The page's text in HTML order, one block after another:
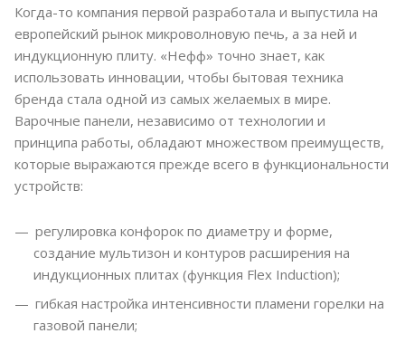
Когда-то компания первой разработала и выпустила на
европейский рынок микроволновую печь, а за ней и
индукционную плиту. «Нефф» точно знает, как
использовать инновации, чтобы бытовая техника
бренда стала одной из самых желаемых в мире.
Варочные панели, независимо от технологии и
принципа работы, обладают множеством преимуществ,
которые выражаются прежде всего в функциональности
устройств:
регулировка конфорок по диаметру и форме,
создание мультизон и контуров расширения на
индукционных плитах (функция Flex Induction);
гибкая настройка интенсивности пламени горелки на
газовой панели;